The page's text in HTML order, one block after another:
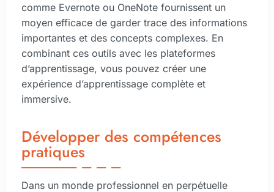
comme Evernote ou OneNote fournissent un
moyen efficace de garder trace des informations
importantes et des concepts complexes. En
combinant ces outils avec les plateformes
d’apprentissage, vous pouvez créer une
expérience d’apprentissage complète et
immersive.
Développer des compétences
pratiques
Dans un monde professionnel en perpétuelle